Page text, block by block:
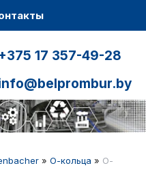
17 357-49-28
» О-кольца » О-